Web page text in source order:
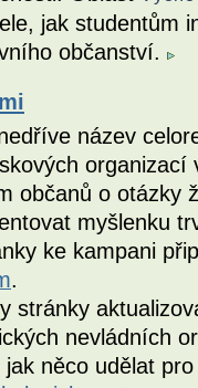
jak studentům
občanství.
název
občanů o otázky
myšlenku
ke kampani
.
stránky
nevládních
jak něco udělat